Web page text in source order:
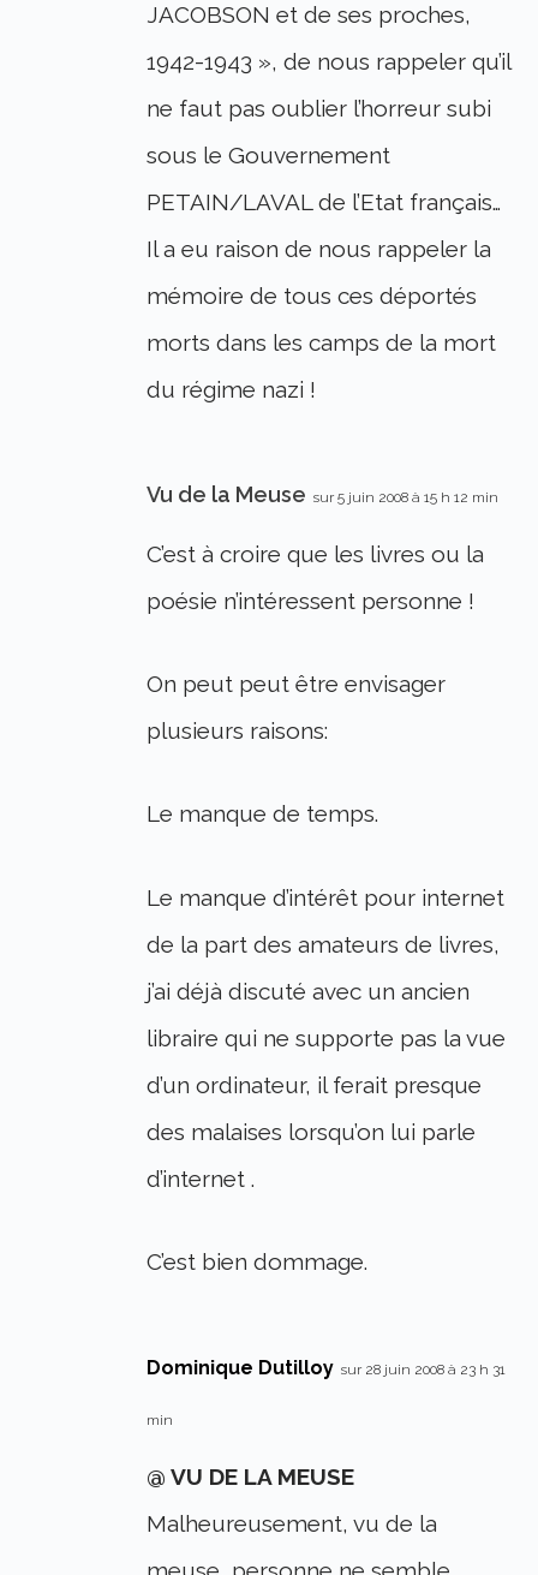
JACOBSON et de ses proches,
1942-1943 », de nous rappeler qu’il
ne faut pas oublier l’horreur subi
sous le Gouvernement
PETAIN/LAVAL de l’Etat français…
Il a eu raison de nous rappeler la
mémoire de tous ces déportés
morts dans les camps de la mort
du régime nazi !
Vu de la Meuse sur 5 juin 2008 à 15 h 12 min
C’est à croire que les livres ou la
poésie n’intéressent personne !
On peut peut être envisager
plusieurs raisons:
Le manque de temps.
Le manque d’intérêt pour internet
de la part des amateurs de livres,
j’ai déjà discuté avec un ancien
libraire qui ne supporte pas la vue
d’un ordinateur, il ferait presque
des malaises lorsqu’on lui parle
d’internet .
C’est bien dommage.
Dominique Dutilloy sur 28 juin 2008 à 23 h 31
min
@ VU DE LA MEUSE
Malheureusement, vu de la